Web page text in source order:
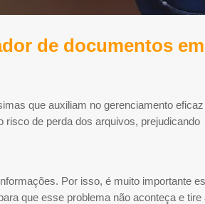
de documentos em
que auxiliam no gerenciamento
risco de perda dos arquivos, prejudicando
Por isso, é muito importante
que esse problema não aconteça e tire